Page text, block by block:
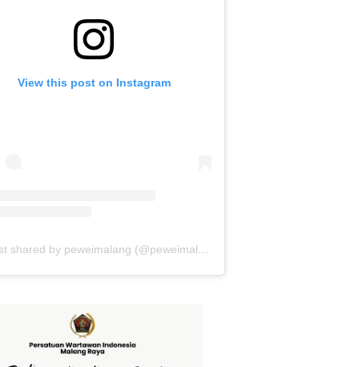
View this post on Instagram
A post shared by peweimalang (@peweimalang)